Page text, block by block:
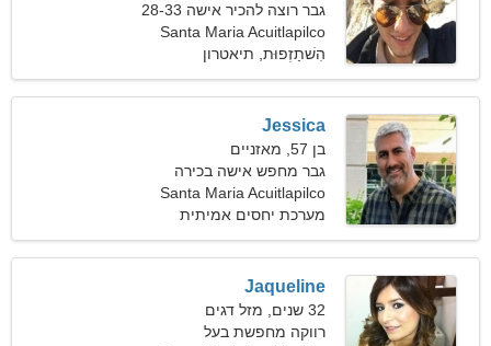
גבר רוצה להכיר אישה 28-33
Santa Maria Acuitlapilco
הִשׁתַזְפוּת, תיאטרון
Jessica
בן 57, מאזניים
גבר מחפש אישה בכירה
Santa Maria Acuitlapilco
מערכת יחסים אמיתית
Jaqueline
32 שנים, מזל דגים
רווקה מחפשת בעל